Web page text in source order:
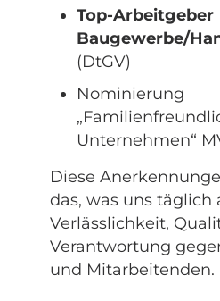
Top-Arbeitgeber
Baugewerbe/
(DtGV)
Nominierung
Unternehmen“
Diese
das, was uns täglich
Verlässlichkeit,
Verantwortung
und Mitarbeitenden.